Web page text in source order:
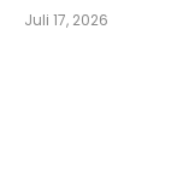
Juli 17, 2026